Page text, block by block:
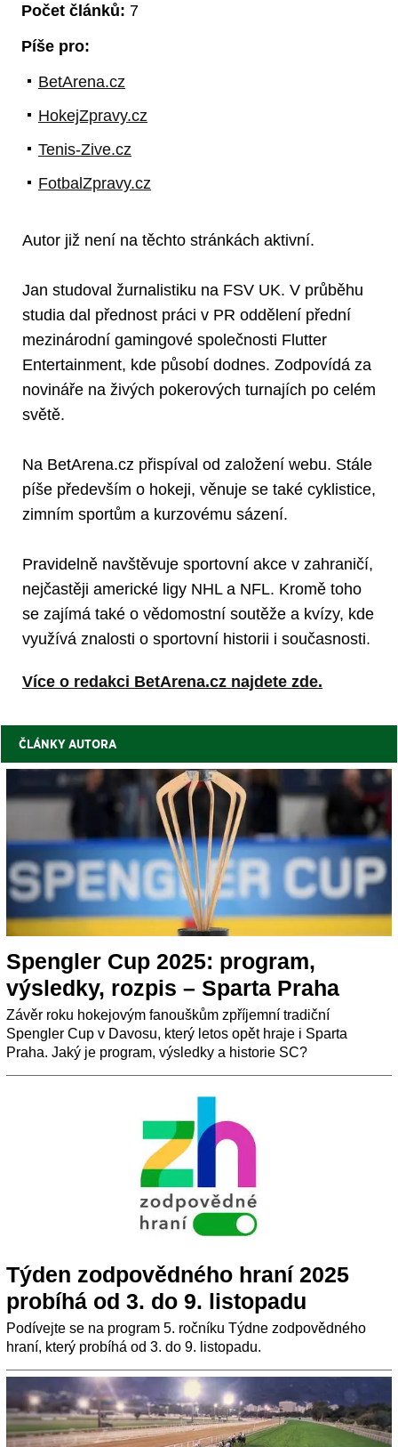
Počet článků: 7
Píše pro:
BetArena.cz
HokejZpravy.cz
Tenis-Zive.cz
FotbalZpravy.cz
Autor již není na těchto stránkách aktivní.
Jan studoval žurnalistiku na FSV UK. V průběhu
studia dal přednost práci v PR oddělení přední
mezinárodní gamingové společnosti Flutter
Entertainment, kde působí dodnes. Zodpovídá za
novináře na živých pokerových turnajích po celém
světě.
Na BetArena.cz přispíval od založení webu. Stále
píše především o hokeji, věnuje se také cyklistice,
zimním sportům a kurzovému sázení.
Pravidelně navštěvuje sportovní akce v zahraničí,
nejčastěji americké ligy NHL a NFL. Kromě toho
se zajímá také o vědomostní soutěže a kvízy, kde
využívá znalosti o sportovní historii i současnosti.
Více o redakci BetArena.cz najdete zde.
ČLÁNKY AUTORA
Spengler Cup 2025: program,
výsledky, rozpis – Sparta Praha
Závěr roku hokejovým fanouškům zpříjemní tradiční
Spengler Cup v Davosu, který letos opět hraje i Sparta
Praha. Jaký je program, výsledky a historie SC?
Týden zodpovědného hraní 2025
probíhá od 3. do 9. listopadu
Podívejte se na program 5. ročníku Týdne zodpovědného
hraní, který probíhá od 3. do 9. listopadu.